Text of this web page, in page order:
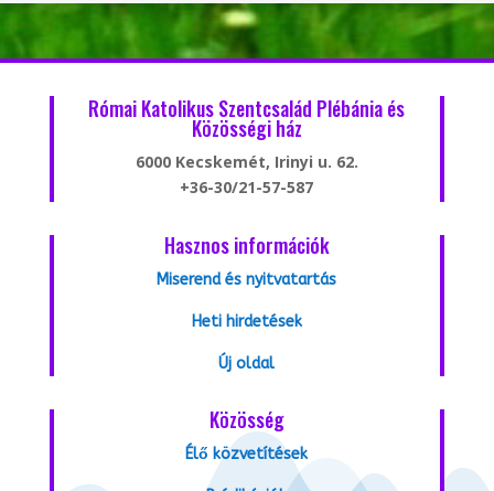
Római Katolikus Szentcsalád Plébánia és
Közösségi ház
6000 Kecskemét, Irinyi u. 62.
+36-30/21-57-587
Hasznos információk
Miserend és nyitvatartás
Heti hirdetések
Új oldal
Közösség
Élő közvetítések